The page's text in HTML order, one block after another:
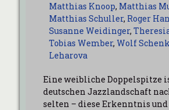
Matthias Knoop, Matthias
Matthias Schuller, Roger
Susanne Weidinger,
Tobias Wember, Wolf Schenk
Leharova
Eine weibliche Doppelspitze
deutschen Jazzlandschaft
selten – diese Erkenntnis